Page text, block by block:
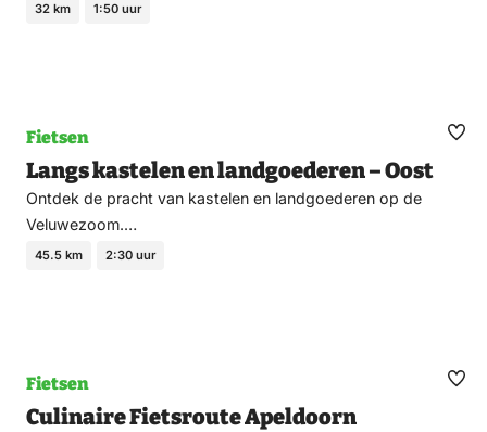
32 km 1:50 uur
Fietsen
Langs kastelen en landgoederen – Oost
Ontdek de pracht van kastelen en landgoederen op de
Veluwezoom.…
45.5 km 2:30 uur
Fietsen
Culinaire Fietsroute Apeldoorn